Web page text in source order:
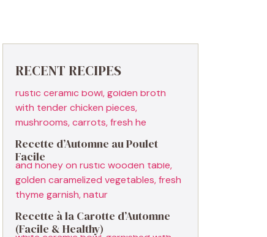
RECENT RECIPES
Recette d’Automne au Poulet
Facile
Recette à la Carotte d’Automne
(Facile & Healthy)